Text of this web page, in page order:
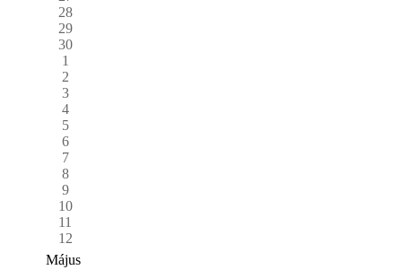
28
29
30
1
2
3
4
5
6
7
8
9
10
11
12
Május